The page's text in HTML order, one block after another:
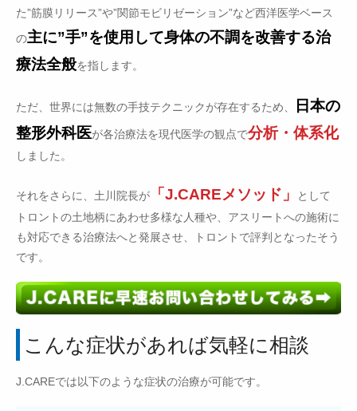
た”筋膜リリース”や”関節モビリゼーション”など西洋医学ベース
の主に”手”を使用して身体の不調を改善する治
療法全般を指します。
ただ、世界には無数の手技テクニックが存在するため、
日本の
整形外科医が各治療法を現代医学の観点で分析・体系化
しました。
それをさらに、土川院長が 「J.CAREメソッド」
として
トロントの土地柄にあわせ多様な人種や、アスリートへの施術に
も対応できる治療法へと発展させ、トロントで評判となったそう
です。
こんな症状があれば気軽に相談
J.CAREでは以下のような症状の治療が可能です。